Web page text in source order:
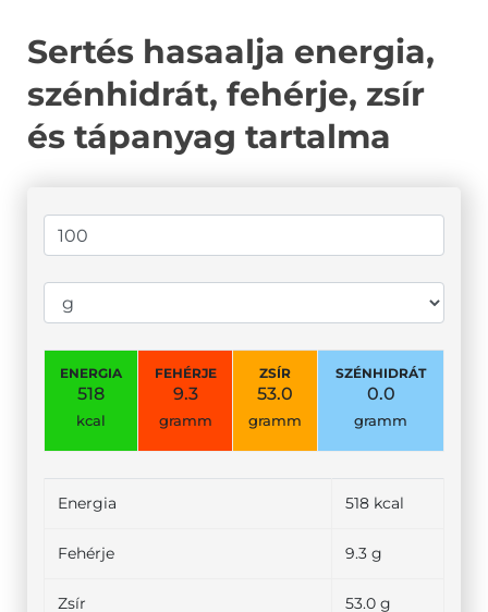
Sertés hasaalja energia,
szénhidrát, fehérje, zsír
és tápanyag tartalma
ENERGIA
518
kcal
FEHÉRJE
9.3
gramm
ZSÍR
53.0
gramm
SZÉNHIDRÁT
0.0
gramm
Energia 518 kcal
Fehérje 9.3 g
Zsír 53.0 g